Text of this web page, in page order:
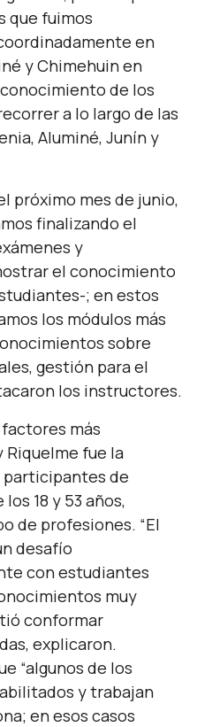
que fuimos
en
y Chimehuin en
de los
a lo largo de las
Aluminé, Junín y
próximo mes de junio,
finalizando el
y
el conocimiento
; en estos
los módulos más
sobre
gestión para el
los instructores.
más
Riquelme fue la
participantes de
18 y 53 años,
de profesiones. “El
desafío
con estudiantes
muy
conformar
explicaron.
“algunos de los
y trabajan
en esos casos